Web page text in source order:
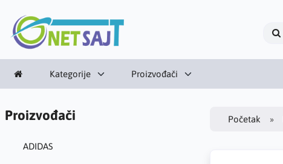
Kategorije Proizvođači
Proizvođači
ADIDAS
Početak